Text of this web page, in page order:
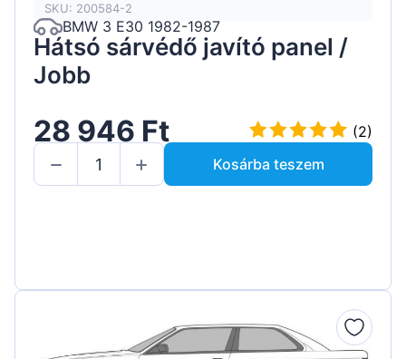
SKU: 200584-2
BMW 3 E30 1982-1987
Hátsó sárvédő javító panel /
Jobb
28 946 Ft
(2)
Kosárba teszem